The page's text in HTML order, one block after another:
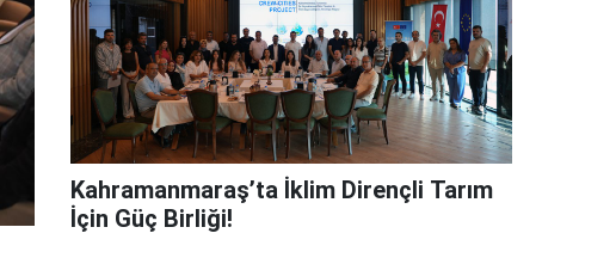
Kahramanmaraş’ta İklim Dirençli Tarım
İçin Güç Birliği!